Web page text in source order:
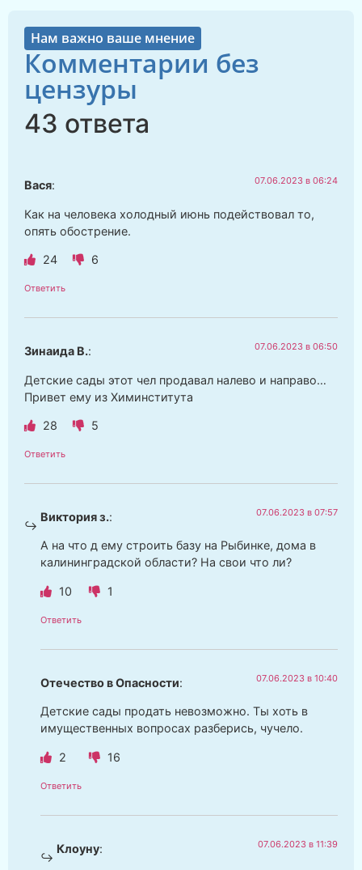
Нам важно ваше мнение
Комментарии без
цензуры
43 ответа
Вася: 07.06.2023 в 06:24
Как на человека холодный июнь подействовал то,
опять обострение.
24 6
Ответить
Зинаида В.: 07.06.2023 в 06:50
Детские сады этот чел продавал налево и направо…
Привет ему из Химинститута
28 5
Ответить
Виктория з.: 07.06.2023 в 07:57
А на что д ему строить базу на Рыбинке, дома в
калининградской области? На свои что ли?
10 1
Ответить
Отечество в Опасности: 07.06.2023 в 10:40
Детские сады продать невозможно. Ты хоть в
имущественных вопросах разберись, чучело.
2 16
Ответить
Клоуну: 07.06.2023 в 11:39